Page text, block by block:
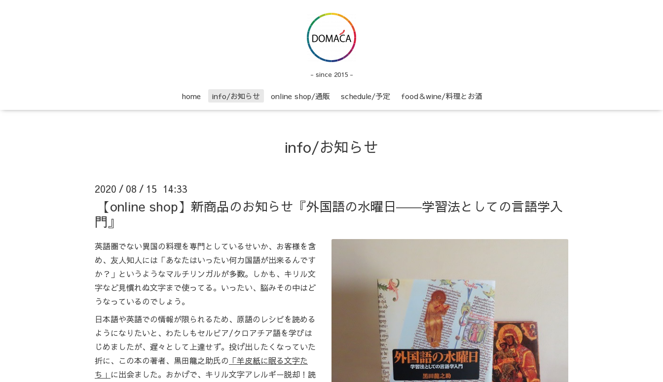
- since 2015 -
home info/お知らせ online shop/通販 schedule/予定 food＆wine/料理とお酒
info/お知らせ
2020 / 08 / 15 14:33
【online shop】新商品のお知らせ『外国語の水曜日――学習法としての言語学入
門』
英語圏でない異国の料理を専門としているせいか、お客様を含
め、友人知人には「あなたはいったい何カ国語が出来るんです
か？」というようなマルチリンガルが多数。しかも、キリル文
字など見慣れぬ文字まで使ってる。いったい、脳みその中はど
うなっているのでしょう。
日本語や英語での情報が限られるため、原語のレシピを読める
ようになりたいと、わたしもセルビア/クロアチア語を学びは
じめましたが、遅々として上達せず。投げ出したくなっていた
折に、この本の著者、黒田龍之助氏の 「羊皮紙に眠る文字た
ち」 に出会ました。おかげで、キリル文字アレルギー脱却！読